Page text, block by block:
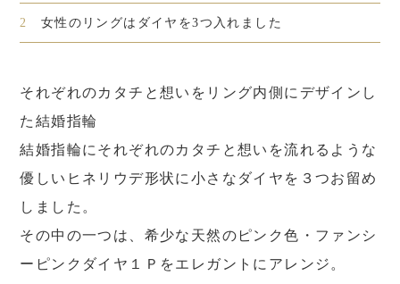
2 女性のリングはダイヤを3つ入れました
それぞれのカタチと想いをリング内側にデザインし
た結婚指輪
結婚指輪にそれぞれのカタチと想いを流れるような
優しいヒネリウデ形状に小さなダイヤを３つお留め
しました。
その中の一つは、希少な天然のピンク色・ファンシ
ーピンクダイヤ１Ｐをエレガントにアレンジ。